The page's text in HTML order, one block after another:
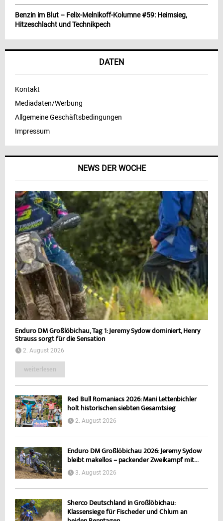
NEWS DER WOCHE
Enduro DM Großlöbichau, Tag 1: Jeremy Sydow dominiert, Henry
Strauss sorgt für die Sensation
2. August 2026
weiterlesen
Red Bull Romaniacs 2026: Mani Lettenbichler
holt historischen siebten Gesamtsieg
2. August 2026
Enduro DM Großlöbichau 2026: Jeremy Sydow
bleibt makellos – packender Zweikampf mit...
3. August 2026
Sherco Deutschland in Großlöbichau:
Klassensiege für Fischeder und Chlum an
Benzin im Blut – Felix-Melnikoff-Kolumne #59: Heimsieg,
Hitzeschlacht und Technikpech
DATEN
Kontakt
Mediadaten/Werbung
Allgemeine Geschäftsbedingungen
Impressum